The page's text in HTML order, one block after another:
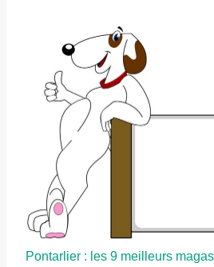
Pontarlier : les 9 meilleurs